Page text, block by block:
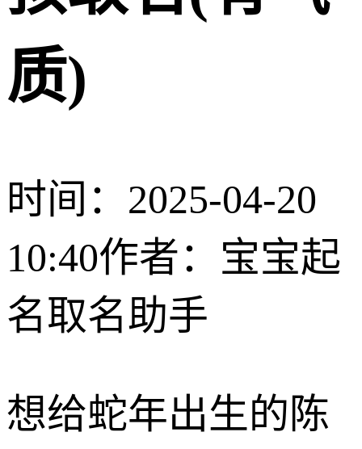
质)
时间：2025-04-20
10:40作者：宝宝起
名取名助手
想给蛇年出生的陈